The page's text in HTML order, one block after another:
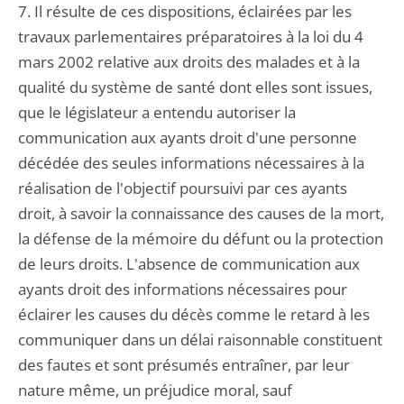
7. Il résulte de ces dispositions, éclairées par les
travaux parlementaires préparatoires à la loi du 4
mars 2002 relative aux droits des malades et à la
qualité du système de santé dont elles sont issues,
que le législateur a entendu autoriser la
communication aux ayants droit d'une personne
décédée des seules informations nécessaires à la
réalisation de l'objectif poursuivi par ces ayants
droit, à savoir la connaissance des causes de la mort,
la défense de la mémoire du défunt ou la protection
de leurs droits. L'absence de communication aux
ayants droit des informations nécessaires pour
éclairer les causes du décès comme le retard à les
communiquer dans un délai raisonnable constituent
des fautes et sont présumés entraîner, par leur
nature même, un préjudice moral, sauf